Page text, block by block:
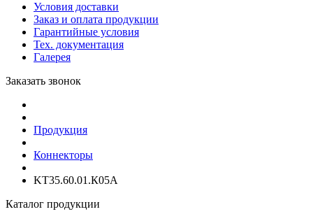
Условия доставки
Заказ и оплата продукции
Гарантийные условия
Тех. документация
Галерея
Заказать звонок
Продукция
Коннекторы
KT35.60.01.К05А
Каталог продукции